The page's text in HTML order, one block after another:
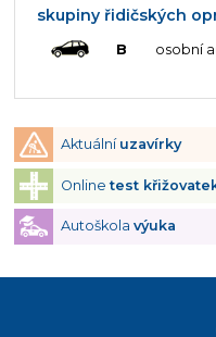
skupiny řidičských
B osobní
Aktuální uzavírky
Onlinetest
Autoškola výuka